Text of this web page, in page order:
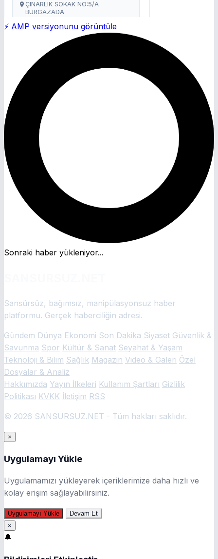
⚡ AMP versiyonunu görüntüle
Sonraki haber yükleniyor...
Sansürsüz, bağımsız, manipülasyonsuz haber
platformu. Gerçek haberciliğin adresi.
Gündem Dünya Ekonomi Son Dakika Siyaset Güvenlik &
Savunma Spor Kültür & Sanat Seyahat & Yaşam
Teknoloji & Bilim Sağlık Magazin Video & Galeri Özel
Dosyalar & Analiz
Hakkımızda Yayın İlkeleri Kullanım Şartları Gizlilik
Politikası KVKK İletişim RSS
© 2026 SANSURSUZ.NET - Tüm hakları saklıdır.
×
Uygulamayı Yükle
Uygulamamızı yükleyerek içeriklerimize daha hızlı ve
kolay erişim sağlayabilirsiniz.
Uygulamayı Yükle
Devam Et
×
🔔